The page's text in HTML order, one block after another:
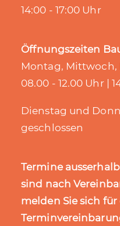
14:00 - 17:00 Uhr
Öffnungszeiten
Montag, Mittwoch,
08.00 - 12.00 Uhr |
Dienstag und
geschlossen
Termine
sind nach
melden Sie sich für